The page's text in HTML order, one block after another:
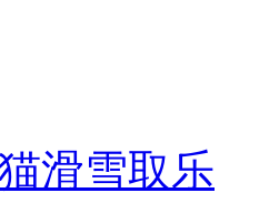
滑雪取乐